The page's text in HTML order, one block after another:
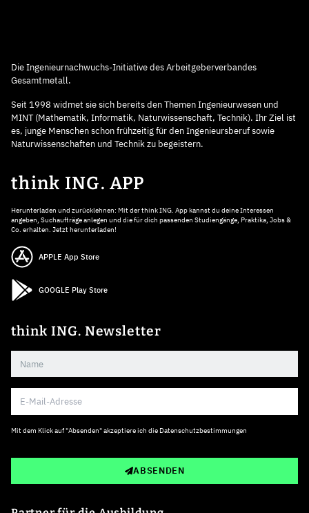
Die Ingenieurnachwuchs-Initiative des Arbeitgeberverbandes
Gesamtmetall.
Seit 1998 widmet sie sich bereits den Themen Ingenieurwesen und
MINT (Mathematik, Informatik, Naturwissenschaft, Technik). Ihr Ziel ist
es, junge Menschen schon frühzeitig für den Ingenieursberuf sowie
Naturwissenschaften und Technik zu begeistern.
think ING. APP
Herunterladen und zurücklehnen: Mit der think ING. App kannst du deine Interessen
angeben, Suchaufträge anlegen und die für dich passenden Studiengänge, Praktika, Jobs &
Co. erhalten. Jetzt herunterladen!
APPLE App Store
GOOGLE Play Store
think ING. Newsletter
Mit dem Klick auf "Absenden" akzeptiere ich die Datenschutzbestimmungen
ABSENDEN